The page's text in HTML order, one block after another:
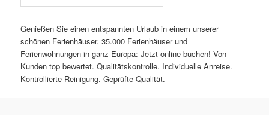
Genießen Sie einen entspannten Urlaub in einem unserer
schönen Ferienhäuser. 35.000 Ferienhäuser und
Ferienwohnungen in ganz Europa: Jetzt online buchen! Von
Kunden top bewertet. Qualitätskontrolle. Individuelle Anreise.
Kontrollierte Reinigung. Geprüfte Qualität.